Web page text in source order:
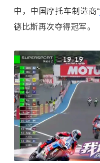
中，中国摩托车制造商“
德比斯再次夺得冠军。